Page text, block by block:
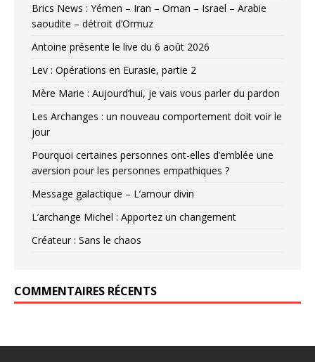
Brics News : Yémen – Iran – Oman – Israel – Arabie
saoudite – détroit d’Ormuz
Antoine présente le live du 6 août 2026
Lev : Opérations en Eurasie, partie 2
Mère Marie : Aujourd’hui, je vais vous parler du pardon
Les Archanges : un nouveau comportement doit voir le
jour
Pourquoi certaines personnes ont-elles d’emblée une
aversion pour les personnes empathiques ?
Message galactique – L’amour divin
L’archange Michel : Apportez un changement
Créateur : Sans le chaos
COMMENTAIRES RÉCENTS